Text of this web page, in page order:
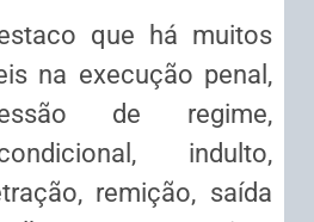
que há muitos
na execução penal,
de regime,
indulto,
remição, saída